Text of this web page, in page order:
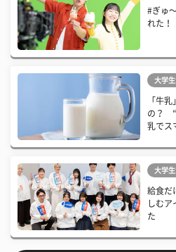
#ぎゅ
れた！
大学
「牛
の？ “
乳でス
大学
給食だ
しむア
た